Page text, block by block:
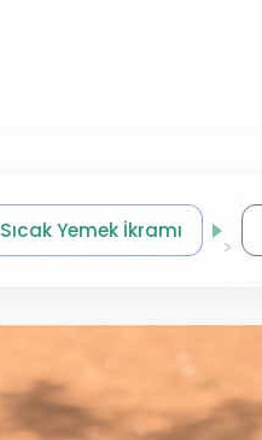
Sıcak Yemek İkramı